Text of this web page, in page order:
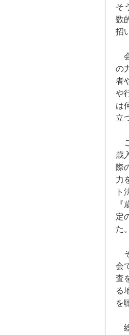
そ
数
招
の
者
や
は
立
歳
際
力
ト
定
た。
会
査
る
を